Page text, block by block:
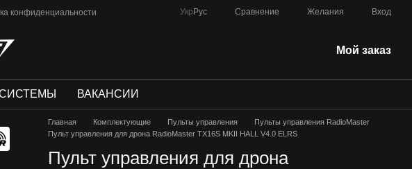
конфиденциальности
Укр Рус Сравнение Желания Вход
Мой заказ
ВАКАНСИИ
Главная Комплектующие Пульты управления
Пульты управления RadioMaster
Пульт управления для дрона RadioMaster TX16S MKII HALL V4.0 ELRS
Пульт управления для дрона